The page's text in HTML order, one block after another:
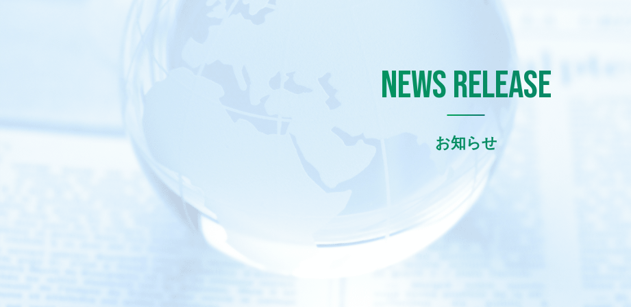
NEWS RELEASE
お知らせ